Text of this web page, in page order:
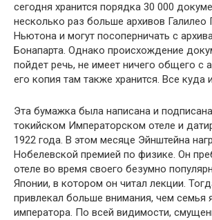
сегодня хранится порядка 30 000
несколько раз больше архивов Галилео
Ньютона и могут посоперничать с
Бонапарта. Однако происхождение
пойдет речь, не имеет ничего общего с
его копия там также хранится. Все куда
Эта бумажка была написана и
токийском Императорском отеле и
1922 года. В этом месяце Эйнштейна
Нобелевской премией по физике. Он
отеле во время своего безумно
Японии, в котором он читал лекции.
привлекал больше внимания, чем семья
императора. По всей видимости,